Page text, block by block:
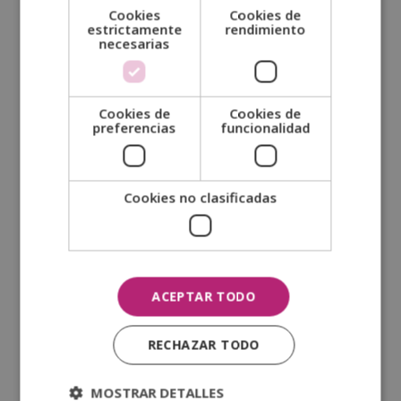
SOLICITA MÁS INFORMACIÓN
Apellidos (*)
Cookies
estrictamente
necesarias
Cookies de
rendimiento
Cookies de
preferencias
Cookies de
funcionalidad
Cookies no clasificadas
ACEPTAR TODO
RECHAZAR TODO
MOSTRAR DETALLES